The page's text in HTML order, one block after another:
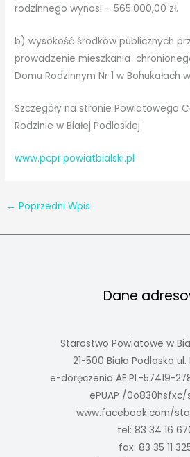
rodzinnego wynosi – 565.000,00 zł.
b) wysokość środków publicznych
prowadzenie mieszkania
Domu Rodzinnym Nr 1 w Bohukałach
Szczegóły na stronie Powiatowego
Rodzinie w Białej Podlaskiej
www.pcpr.powiatbialski.pl
← Poprzedni Wpis
Dane
Starostwo Powiatowe w
21-500 Biała Podlaska ul.
e-doręczenia AE:PL-57419-
ePUAP /0o830hsfxc/
www.facebook.com/
tel: 83 34 16
fax: 83 35 11